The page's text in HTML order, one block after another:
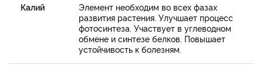
Калий
Элемент необходим во всех фазах
развития растения. Улучшает процесс
фотосинтеза. Участвует в углеводном
обмене и синтезе белков. Повышает
устойчивость к болезням.